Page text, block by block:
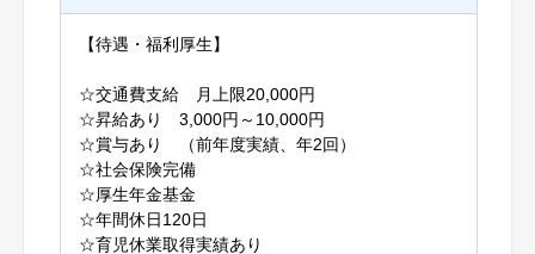
【待遇・福利厚生】
☆交通費支給 月上限20,000円
☆昇給あり 3,000円～10,000円
☆賞与あり （前年度実績、年2回）
☆社会保険完備
☆厚生年金基金
☆年間休日120日
☆育児休業取得実績あり